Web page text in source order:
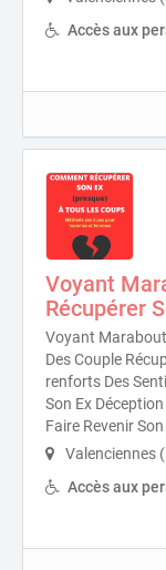
Accès aux
Voyant
Récupérer
Voyant
Des Couple
renforts Des
Son Ex
Faire Revenir Son
Valenciennes
Accès aux